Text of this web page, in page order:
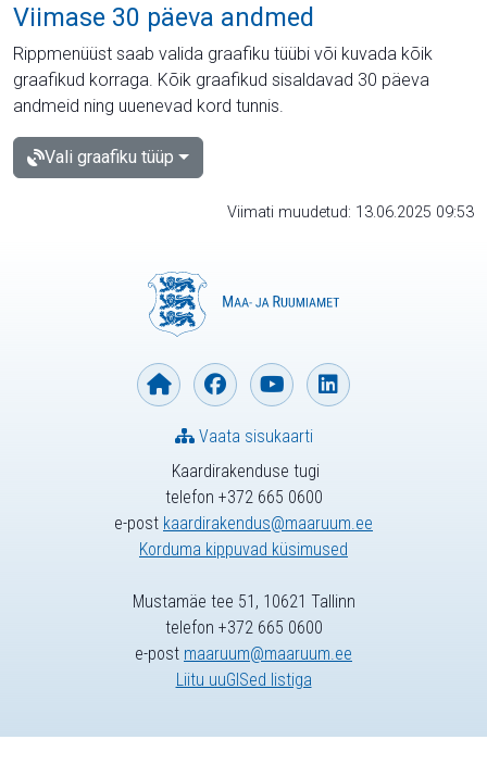
Viimase 30 päeva andmed
Rippmenüüst saab valida graafiku tüübi või kuvada kõik
graafikud korraga. Kõik graafikud sisaldavad 30 päeva
andmeid ning uuenevad kord tunnis.
Vali graafiku tüüp
Viimati muudetud: 13.06.2025 09:53
Kaardirakenduse tugi
telefon +372 665 0600
e-post kaardirakendus@maaruum.ee
Korduma kippuvad küsimused
Vaata sisukaarti
Mustamäe tee 51, 10621 Tallinn
telefon +372 665 0600
e-post maaruum@maaruum.ee
Liitu uuGISed listiga